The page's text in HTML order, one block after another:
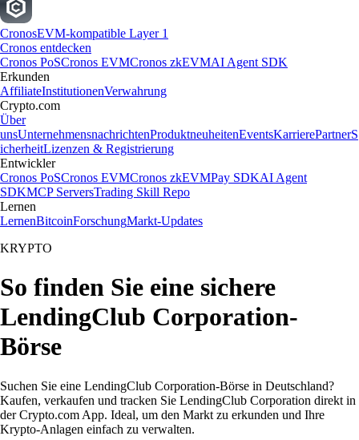
CronosEVM-kompatible Layer 1
Cronos entdecken
Cronos PoSCronos EVMCronos zkEVMAI Agent SDK
Erkunden
AffiliateInstitutionenVerwahrung
Crypto.com
Über
unsUnternehmensnachrichtenProduktneuheitenEventsKarrierePartnerS
icherheitLizenzen & Registrierung
Entwickler
Cronos PoSCronos EVMCronos zkEVMPay SDKAI Agent
SDKMCP ServersTrading Skill Repo
Lernen
LernenBitcoinForschungMarkt-Updates
KRYPTO
So finden Sie eine sichere
LendingClub Corporation-
Börse
Suchen Sie eine LendingClub Corporation-Börse in Deutschland?
Kaufen, verkaufen und tracken Sie LendingClub Corporation direkt in
der Crypto.com App. Ideal, um den Markt zu erkunden und Ihre
Krypto-Anlagen einfach zu verwalten.